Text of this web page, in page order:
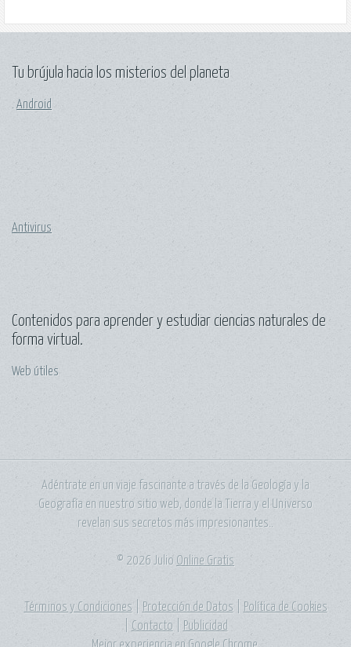
Tu brújula hacia los misterios del planeta
Android
Antivirus
Contenidos para aprender y estudiar ciencias naturales de
forma virtual.
Web útiles
Adéntrate en un viaje fascinante a través de la Geología y la
Geografía en nuestro sitio web, donde la Tierra y el Universo
revelan sus secretos más impresionantes..
© 2026 Julio Online Gratis
Términos y Condiciones| Protección de Datos
Política de Cookies
Contacto|
Publicidad